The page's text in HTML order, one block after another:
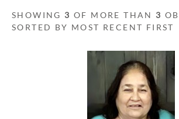
SHOWING 3 OF MORE THAN 3
SORTED BY MOST RECENT FIRST